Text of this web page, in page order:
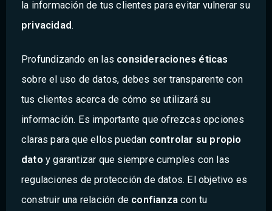
la información de tus clientes para evitar vulnerar su
privacidad.
Profundizando en las consideraciones éticas
sobre el uso de datos, debes ser transparente con
tus clientes acerca de cómo se utilizará su
información. Es importante que ofrezcas opciones
claras para que ellos puedan controlar su propio
datoy garantizar que siempre cumples con las
regulaciones de protección de datos. El objetivo es
construir una relación de confianza con tu